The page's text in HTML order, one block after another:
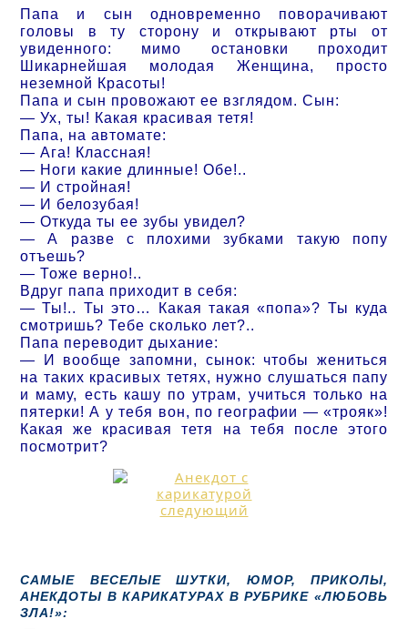
Папа и сын одновременно поворачивают
головы в ту сторону и открывают рты от
увиденного: мимо остановки проходит
Шикарнейшая молодая Женщина, просто
неземной Красоты!
Папа и сын провожают ее взглядом. Сын:
— Ух, ты! Какая красивая тетя!
Папа, на автомате:
— Ага! Классная!
— Ноги какие длинные! Обе!..
— И стройная!
— И белозубая!
— Откуда ты ее зубы увидел?
— А разве с плохими зубками такую попу
отъешь?
— Тоже верно!..
Вдруг папа приходит в себя:
— Ты!.. Ты это… Какая такая «попа»? Ты куда
смотришь? Тебе сколько лет?..
Папа переводит дыхание:
— И вообще запомни, сынок: чтобы жениться
на таких красивых тетях, нужно слушаться папу
и маму, есть кашу по утрам, учиться только на
пятерки! А у тебя вон, по географии — «трояк»!
Какая же красивая тетя на тебя после этого
посмотрит?
САМЫЕ ВЕСЕЛЫЕ ШУТКИ, ЮМОР, ПРИКОЛЫ,
АНЕКДОТЫ В КАРИКАТУРАХ В РУБРИКЕ «ЛЮБОВЬ
ЗЛА!»: